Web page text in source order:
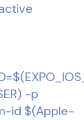
-p
id $(Apple-